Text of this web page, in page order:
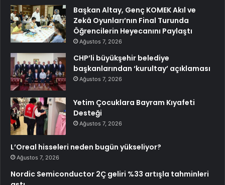
Başkan Altay, Genç KOMEK Akıl ve
Zekâ Oyunları’nın Final Turunda
Öğrencilerin Heyecanını Paylaştı
Ağustos 7, 2026
CHP’li büyükşehir belediye
başkanlarından ‘kurultay’ açıklaması
Ağustos 7, 2026
Yetim Çocuklara Bayram Kıyafeti
Desteği
Ağustos 7, 2026
L’Oreal hisseleri neden bugün yükseliyor?
Ağustos 7, 2026
Nordic Semiconductor 2Ç geliri %33 artışla tahminleri